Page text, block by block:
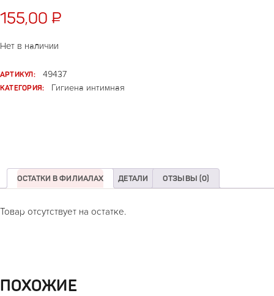
155,00 ₽
Нет в наличии
АРТИКУЛ:
49437
КАТЕГОРИЯ:
Гигиена интимная
ОСТАТКИ В ФИЛИАЛАХ ДЕТАЛИ ОТЗЫВЫ (0)
Товар отсутствует на остатке.
ПОХОЖИЕ